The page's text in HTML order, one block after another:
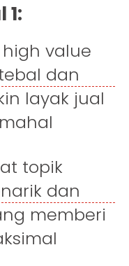
1:
value
dan
layak jual
topik
dan
memberi